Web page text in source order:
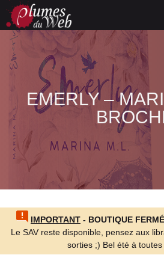
Aller
contenu
EMERLY –
IMPORTANT - BOUTIQUE
Le SAV reste disponible, pensez aux
sorties ;) Bel été à